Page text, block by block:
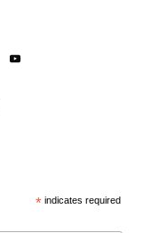
* indicates required